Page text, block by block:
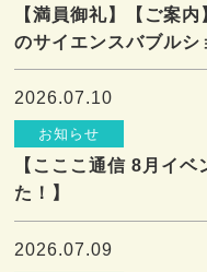
【満員御礼】【ご案
のサイエンスバブルシ
2026.07.10
お知らせ
【こここ通信 8月イ
た！】
2026.07.09